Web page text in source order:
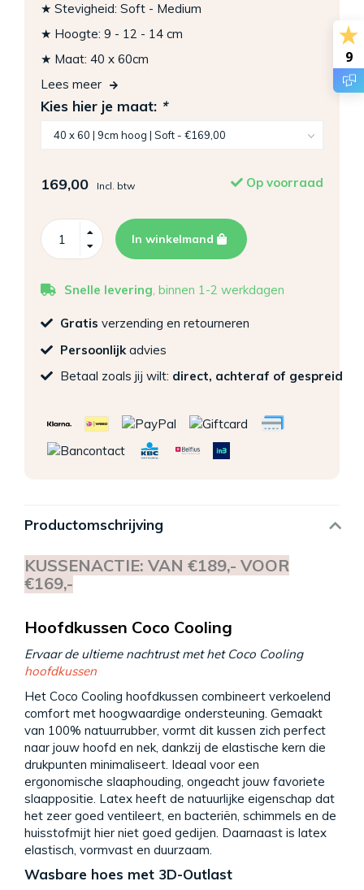
★ Stevigheid: Soft - Medium
★ Hoogte: 9 - 12 - 14 cm
★ Maat: 40 x 60cm
Lees meer
Kies hier je maat: *
169,00 Incl. btw Op voorraad
In winkelmand
Snelle levering, binnen 1-2 werkdagen
Gratis verzending en retourneren
Persoonlijk advies
Betaal zoals jij wilt: direct, achteraf of gespreid
Productomschrijving
KUSSENACTIE: VAN €189,- VOOR
€169,-
Hoofdkussen Coco Cooling
Ervaar de ultieme nachtrust met het Coco Cooling
hoofdkussen
Het Coco Cooling hoofdkussen combineert verkoelend
comfort met hoogwaardige ondersteuning. Gemaakt
van 100% natuurrubber, vormt dit kussen zich perfect
naar jouw hoofd en nek, dankzij de elastische kern die
drukpunten minimaliseert. Ideaal voor een
ergonomische slaaphouding, ongeacht jouw favoriete
slaappositie. Latex heeft de natuurlijke eigenschap dat
het zeer goed ventileert, en bacteriën, schimmels en de
huisstofmijt hier niet goed gedijen. Daarnaast is latex
elastisch, vormvast en duurzaam.
Wasbare hoes met 3D-Outlast
9